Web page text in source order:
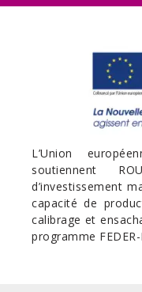
L’Union
soutiennent
d’investissement
capacité de
calibrage et
programme